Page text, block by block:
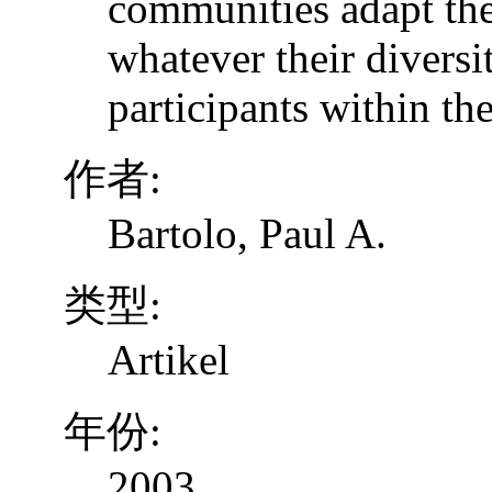
whatever their
participants within
作者:
Bartolo, Paul A.
类型:
Artikel
年份: